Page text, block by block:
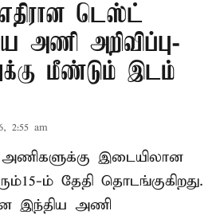
டெஸ்ட்
அணி அறிவிப்பு-
மீண்டும் இடம்
2:55 am
இடையிலான
ம் தேதி தொடங்குகிறது.
இந்திய அணி